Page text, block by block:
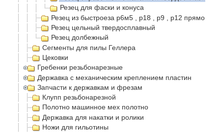
Резец для фаски и конуса
Резец из быстроеза р6м5 , р18 , р9 , р12 прямой
Резец цельный твердосплавный
Резец долбежный
Сегменты для пилы Геллера
Цековки
Гребенки резьбонарезные
Державка с механическим креплением пластин
Запчасти к державкам и фрезам
Клупп резьбонарезной
Полотно машинное мех полотно
Державка для накатки и ролики
Ножи для гильотины